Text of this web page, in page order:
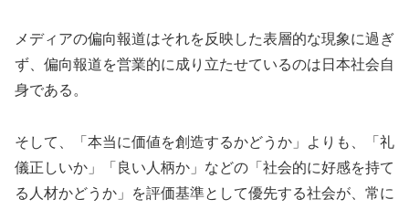
メディアの偏向報道はそれを反映した表層的な現象に過ぎ
ず、偏向報道を営業的に成り立たせているのは日本社会自
身である。
そして、「本当に価値を創造するかどうか」よりも、「礼
儀正しいか」「良い人柄か」などの「社会的に好感を持て
る人材かどうか」を評価基準として優先する社会が、常に